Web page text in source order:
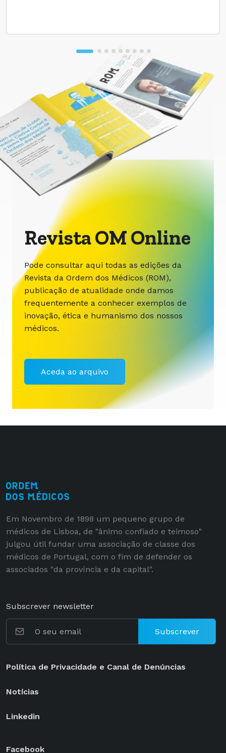
Revista OM Online
Pode consultar aqui todas as edições da
Revista da Ordem dos Médicos (ROM),
publicação de atualidade onde damos
frequentemente a conhecer exemplos de
inovação, ética e humanismo dos nossos
médicos.
Aceda ao arquivo
Em Novembro de 1898 um pequeno grupo de
médicos de Lisboa, de "ânimo confiado e teimoso"
julgou útil fundar uma associação de classe dos
médicos de Portugal, com o fim de defender os
associados "da província e da capital".
Subscrever newsletter
Subscrever
Política de Privacidade e Canal de Denúncias
Notícias
Linkedin
Facebook